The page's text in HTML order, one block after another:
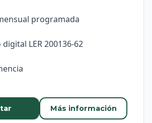
programada
LER 200136-62
Más información